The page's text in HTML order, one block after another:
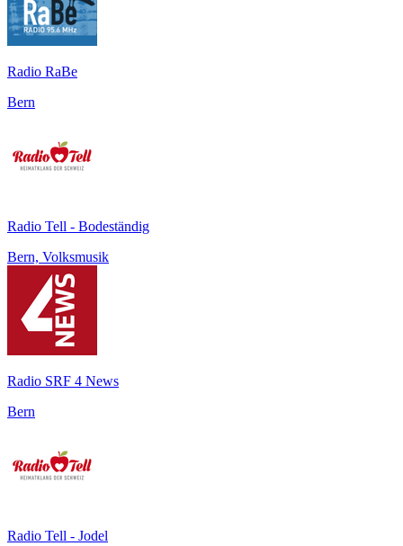
Radio RaBe
Bern
Radio Tell - Bodeständig
Bern, Volksmusik
Radio SRF 4 News
Bern
Radio Tell - Jodel